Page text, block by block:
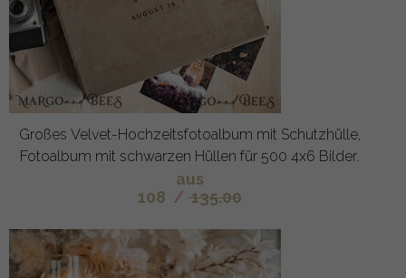
Großes Velvet-Hochzeitsfotoalbum mit Schutzhülle,
Fotoalbum mit schwarzen Hüllen für 500 4x6 Bilder.
aus
108 / 135.00